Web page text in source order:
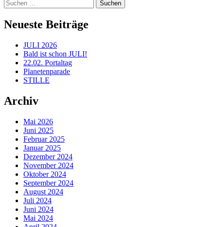
Suchen
nach:
Neueste Beiträge
JULI 2026
Bald ist schon JULI!
22.02. Portaltag
Planetenparade
STILLE
Archiv
Mai 2026
Juni 2025
Februar 2025
Januar 2025
Dezember 2024
November 2024
Oktober 2024
September 2024
August 2024
Juli 2024
Juni 2024
Mai 2024